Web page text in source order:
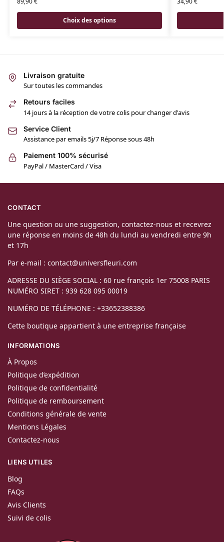
Choix des options
Livraison gratuite
Sur toutes les commandes
Retours faciles
14 jours à la réception de votre colis pour changer d'avis
Service Client
Assistance par emails 5j/7 Réponse sous 48h
Paiement 100% sécurisé
PayPal / MasterCard / Visa
CONTACT
Une question ou une suggestion, contactez-nous et recevrez
une réponse en moins de 48h du lundi au vendredi entre 9h
et 17h
Par e-mail : contact@universfleuri.com
ADRESSE DU SIÈGE SOCIAL : 60 rue françois 1er 75008 PARIS
NUMÉRO SIRET : 939 628 095 00019
NUMÉRO DE TÉLÉPHONE : +33652388386
Cette boutique appartient à une entreprise française
INFORMATIONS
À Propos
Politique d’expédition
Politique de confidentialité
Politique de remboursement
Conditions générale de vente
Mentions Légales
Contactez-nous
LIENS UTILES
Blog
FAQs
Avis Clients
Suivi de colis